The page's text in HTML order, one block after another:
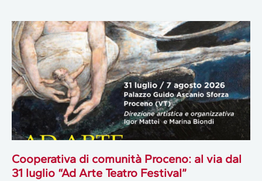
Cooperativa di comunità Proceno: al via dal
31 luglio “Ad Arte Teatro Festival”